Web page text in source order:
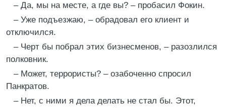
– Да, мы на месте, а где вы? – пробасил Фокин.
– Уже подъезжаю, – обрадовал его клиент и
отключился.
– Черт бы побрал этих бизнесменов, – разозлился
полковник.
– Может, террористы? – озабоченно спросил
Панкратов.
– Нет, с ними я дела делать не стал бы. Этот,